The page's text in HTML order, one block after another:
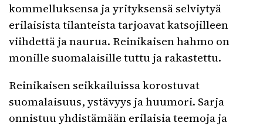
kommelluksensa ja yrityksensä selviytyä
erilaisista tilanteista tarjoavat katsojilleen
viihdettä ja naurua. Reinikaisen hahmo on
monille suomalaisille tuttu ja rakastettu.
Reinikaisen seikkailuissa korostuvat
suomalaisuus, ystävyys ja huumori. Sarja
onnistuu yhdistämään erilaisia teemoja ja